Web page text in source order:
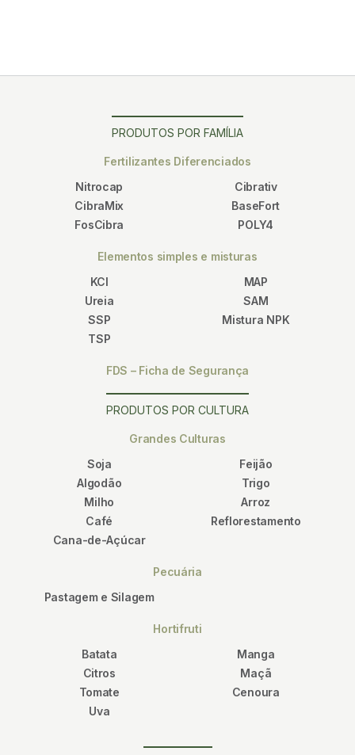
PRODUTOS POR FAMÍLIA
Fertilizantes Diferenciados
Nitrocap
CibraMix
FosCibra
Cibrativ
BaseFort
POLY4
Elementos simples e misturas
KCl
Ureia
SSP
TSP
MAP
SAM
Mistura NPK
FDS – Ficha de Segurança
PRODUTOS POR CULTURA
Grandes Culturas
Soja
Algodão
Milho
Café
Cana-de-Açúcar
Feijão
Trigo
Arroz
Reflorestamento
Pecuária
Pastagem e Silagem
Hortifruti
Batata
Citros
Tomate
Uva
Manga
Maçã
Cenoura